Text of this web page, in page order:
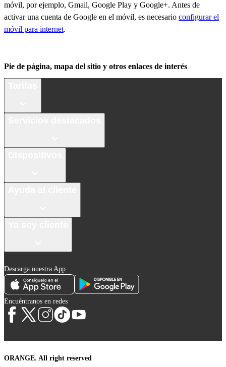
móvil, por ejemplo, Gmail, Google Play y Google+. Antes de
activar una cuenta de Google en el móvil, es necesario configurar el
móvil para internet.
Pie de página, mapa del sitio y otros enlaces de interés
Descarga nuestra App
Encuéntranos en redes
ORANGE. All right reserved